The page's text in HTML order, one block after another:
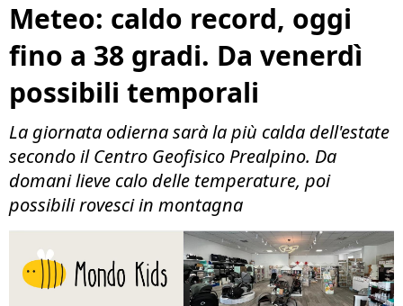
Meteo: caldo record, oggi
fino a 38 gradi. Da venerdì
possibili temporali
La giornata odierna sarà la più calda dell'estate
secondo il Centro Geofisico Prealpino. Da
domani lieve calo delle temperature, poi
possibili rovesci in montagna